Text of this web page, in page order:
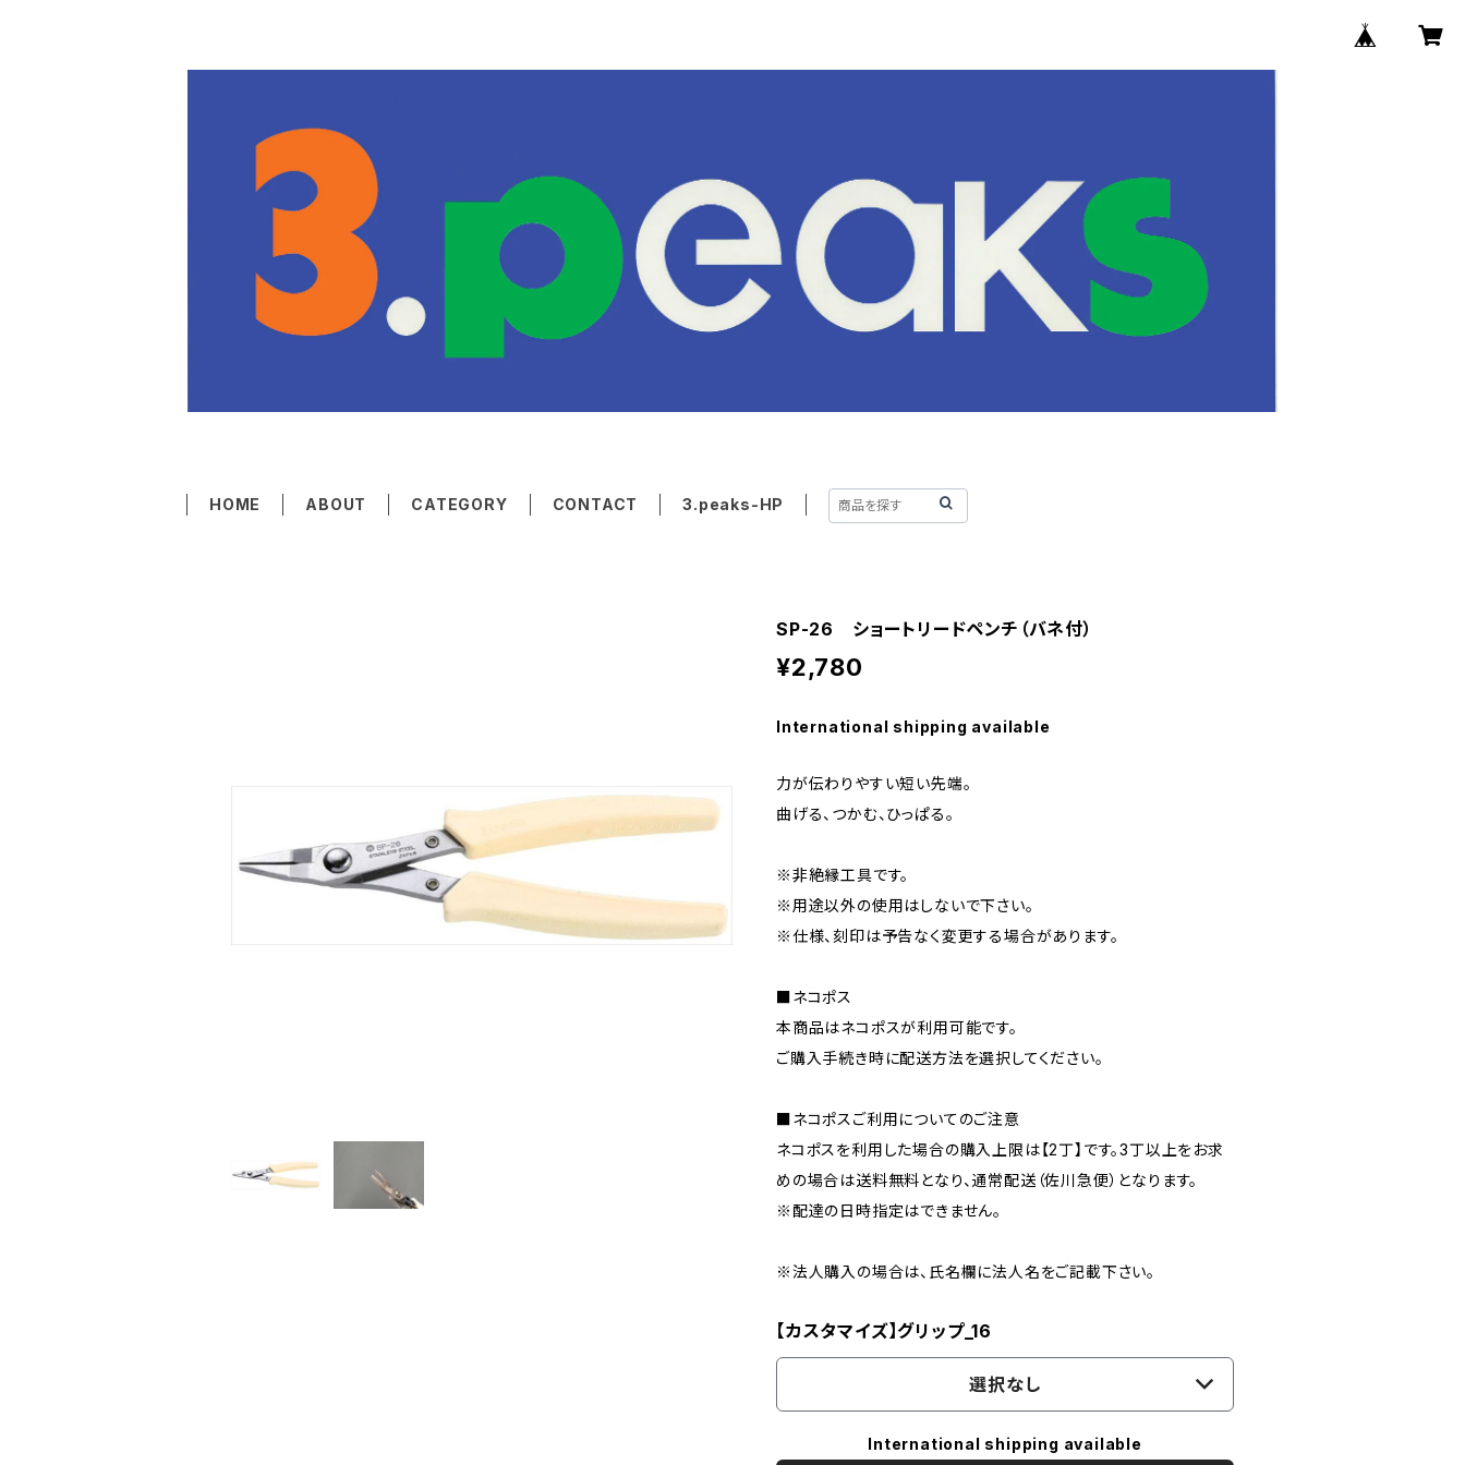
HOME ABOUT CATEGORY CONTACT 3.peaks-HP
SP-26 ショートリードペンチ（バネ付）
¥2,780
International shipping available
力が伝わりやすい短い先端。
曲げる、つかむ、ひっぱる。
※非絶縁工具です。
※用途以外の使用はしないで下さい。
※仕様、刻印は予告なく変更する場合があります。
■ネコポス
本商品はネコポスが利用可能です。
ご購入手続き時に配送方法を選択してください。
■ネコポスご利用についてのご注意
ネコポスを利用した場合の購入上限は【2丁】です。3丁以上をお求
めの場合は送料無料となり、通常配送（佐川急便）となります。
※配達の日時指定はできません。
※法人購入の場合は、氏名欄に法人名をご記載下さい。
【カスタマイズ】グリップ_16
選択なし
International shipping available